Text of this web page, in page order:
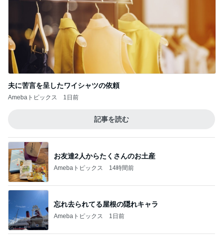
夫に苦言を呈したワイシャツの依頼
Amebaトピックス 1日前
記事を読む
お友達2人からたくさんのお土産
Amebaトピックス 14時間前
忘れ去られてる屋根の隠れキャラ
Amebaトピックス 1日前